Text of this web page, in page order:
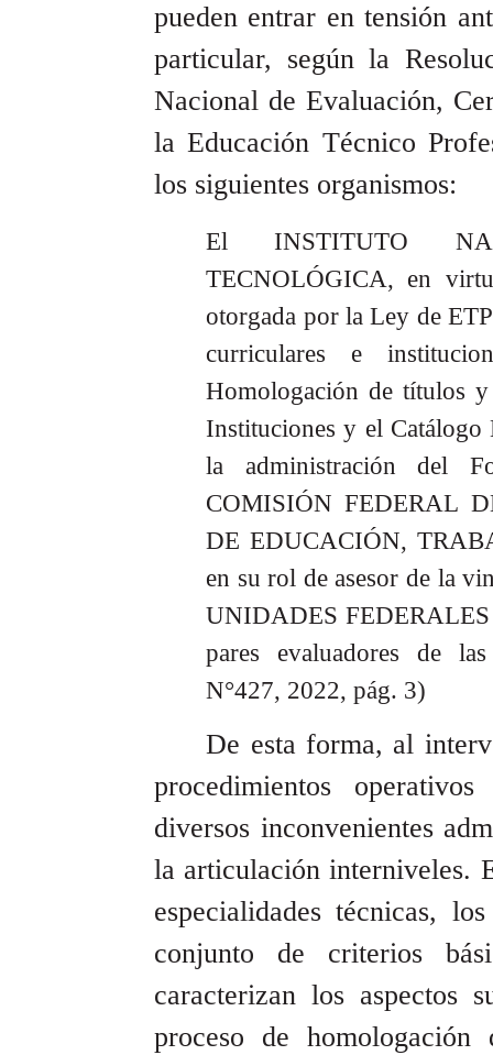
pueden entrar en tensión
particular, según la
Nacional de Evaluación,
la Educación Técnico
los siguientes organismos:
El INSTITUTO
TECNOLÓGICA, en
otorgada por la Ley de
curriculares e
Homologación de títulos
Instituciones y el
la administración del
COMISIÓN FEDERAL
DE EDUCACIÓN,
en su rol de asesor de la
UNIDADES
pares evaluadores de
N°427, 2022, pág. 3)
De esta forma, al
procedimientos
diversos inconvenientes
la articulación interniveles.
especialidades técnicas,
conjunto de criterios
caracterizan los aspectos
proceso de